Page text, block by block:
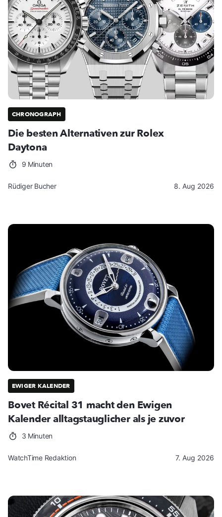
CHRONOGRAPH
Die besten Alternativen zur Rolex
Daytona
9 Minuten
Rüdiger Bucher 8. Aug 2026
EWIGER KALENDER
Bovet Récital 31 macht den Ewigen
Kalender alltagstauglicher als je zuvor
3 Minuten
WatchTime Redaktion 7. Aug 2026